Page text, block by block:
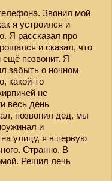
Звонил мой
я устроился и
Я рассказал про
и сказал, что
позвонит. Я
забыть о ночном
какой-то
не
весь день
позвонил дед, мы
и
улицу, я в первую
Странно. В
Решил лечь